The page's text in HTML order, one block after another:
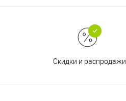
Скидки и распродажи